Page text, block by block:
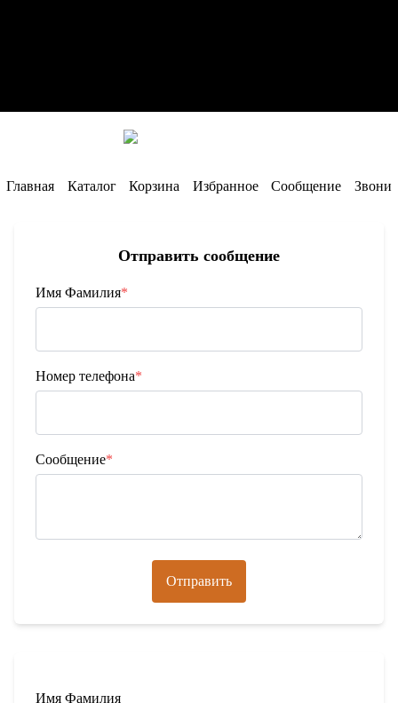
Главная Каталог Корзина Избранное Сообщение Звони
Отправить сообщение
Имя Фамилия*
Номер телефона*
Сообщение*
Отправить
Имя Фамилия